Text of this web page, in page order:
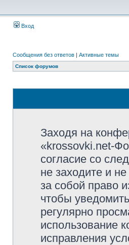
Вход
Сообщения без ответов | Активные темы
Список форумов
Заходя на
«krossovki.net-
согласие со
не заходите и
за собой право
чтобы
регулярно
использование
исправления